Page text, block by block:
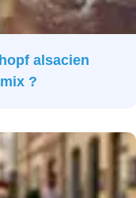
alsacien
?